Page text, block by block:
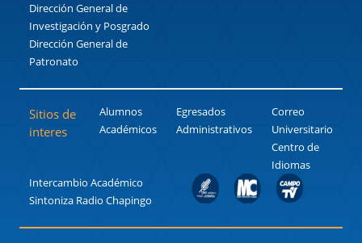
Dirección General de
Investigación y Posgrado
Dirección General de
Patronato
Sitios de
interes
Alumnos
Académicos
Egresados
Administrativos
Correo
Universitario
Centro de
Idiomas
Intercambio Académico
Sintoniza Radio Chapingo